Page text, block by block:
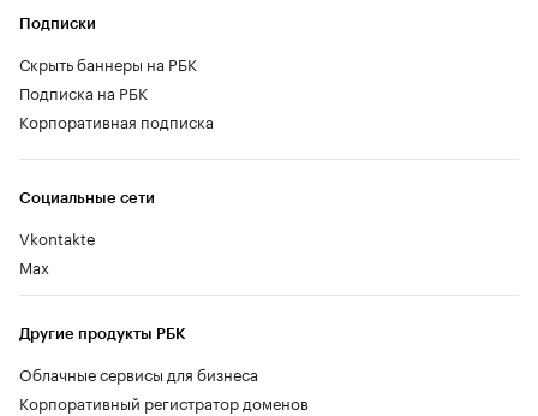
Социальные сети
Vkontakte
Max
Другие продукты РБК
Облачные сервисы для бизнеса
Корпоративный регистратор доменов
Подписки
Скрыть баннеры на РБК
Подписка на РБК
Корпоративная подписка